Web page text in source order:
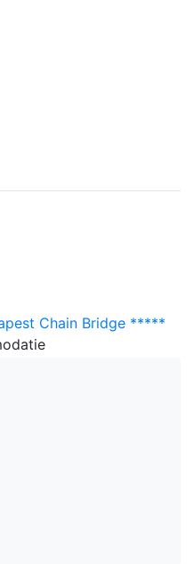
Chain Bridge *****